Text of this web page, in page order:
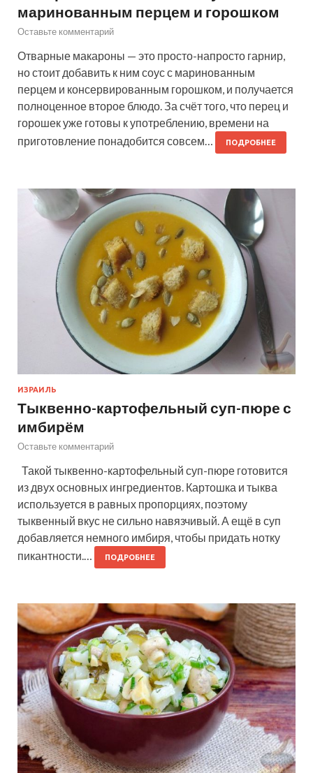
маринованным перцем и горошком
Оставьте комментарий
Отварные макароны — это просто-напросто гарнир,
но стоит добавить к ним соус с маринованным
перцем и консервированным горошком, и получается
полноценное второе блюдо. За счёт того, что перец и
горошек уже готовы к употреблению, времени на
приготовление понадобится совсем…
ПОДРОБНЕЕ
ИЗРАИЛЬ
Тыквенно-картофельный суп-пюре с
имбирём
Оставьте комментарий
Такой тыквенно-картофельный суп-пюре готовится
из двух основных ингредиентов. Картошка и тыква
используется в равных пропорциях, поэтому
тыквенный вкус не сильно навязчивый. А ещё в суп
добавляется немного имбиря, чтобы придать нотку
пикантности.…
ПОДРОБНЕЕ